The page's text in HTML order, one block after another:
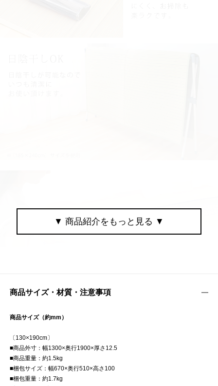
商品サイズ・材質・注意事項
商品サイズ（約mm）
〔130×190cm〕
■商品外寸：幅1300×奥行1900×厚さ12.5
■商品重量：約1.5kg
■梱包サイズ：幅670×奥行510×高さ100
■梱包重量：約1.7kg